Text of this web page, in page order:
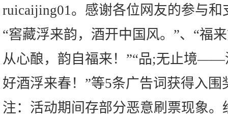
ruicaijing01。感谢各位网友的参与和
“窖藏浮来韵，酒开中国风。”、“福
从心酿，韵自福来！”“品;无止境——
好酒浮来春！”等5条广告词获得入围
注：活动期间存部分恶意刷票现象。